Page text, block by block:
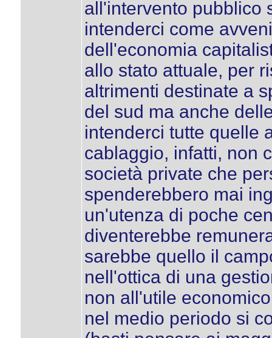
all'intervento pubblico
intenderci come
dell'economia
allo stato attuale, per
altrimenti destinate a
del sud ma anche
intenderci tutte quelle
cablaggio, infatti, non
società private che
spenderebbero mai
un'utenza di poche
diventerebbe
sarebbe quello il
nell'ottica di una
non all'utile
nel medio periodo si